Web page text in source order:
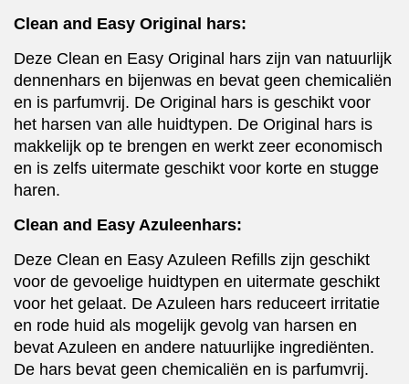
Clean and Easy Original hars:
Deze Clean en Easy Original hars zijn van natuurlijk
dennenhars en bijenwas en bevat geen chemicaliën
en is parfumvrij. De Original hars is geschikt voor
het harsen van alle huidtypen. De Original hars is
makkelijk op te brengen en werkt zeer economisch
en is zelfs uitermate geschikt voor korte en stugge
haren.
Clean and Easy Azuleenhars:
Deze Clean en Easy Azuleen Refills zijn geschikt
voor de gevoelige huidtypen en uitermate geschikt
voor het gelaat. De Azuleen hars reduceert irritatie
en rode huid als mogelijk gevolg van harsen en
bevat Azuleen en andere natuurlijke ingrediënten.
De hars bevat geen chemicaliën en is parfumvrij.